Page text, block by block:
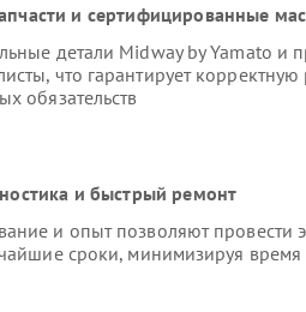
и сертифицированные
детали Midway by Yamato и
что гарантирует корректную
обязательств
и быстрый ремонт
и опыт позволяют провести
сроки, минимизируя время